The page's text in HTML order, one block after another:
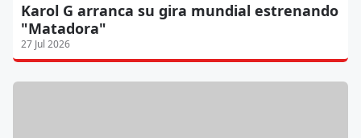
Karol G arranca su gira mundial estrenando
"Matadora"
27 Jul 2026